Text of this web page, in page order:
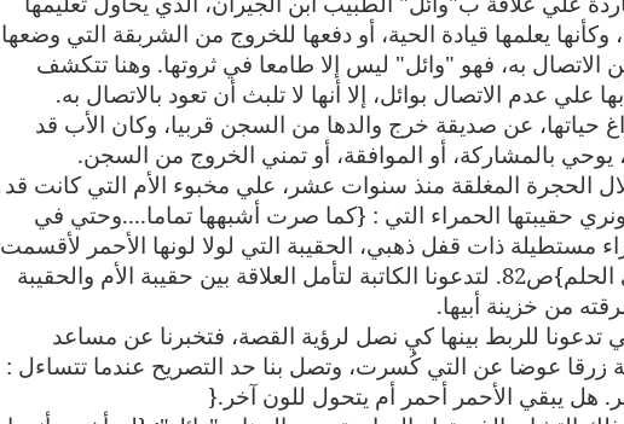
وكأنها يعلمها قيادة الحية، أو دفعها للخروج من الشربقة التي وضعها
عن الاتصال به، فهو "وائل" ليس إلا طامعا في ثروتها. وهنا تتكشف
عدم الاتصال بوائل، إلا أنها لا تلبث أن تعود بالاتصال به.
عن صديقة خرج والدها من السجن قربيا، وكان الأب قد
يوحي بالمشاركة، أو الموافقة، أو تمني الخروج من السجن.
الحجرة المغلقة منذ سنوات عشر، علي مخبوء الأم التي كانت قد
حقيبتها الحمراء التي : {كما صرت أشبهها تماما....وحتي في
مستطيلة ذات قفل ذهبي، الحقيبة التي لولا لونها الأحمر لأقسمت
أنها نفس التي عبأت بها رزم المال في الحلم}ص82. لتدعونا الكاتبة لتأمل العلاقة بين حقيبة الأم والحقيبة
من خزينة أبيها.
تدعونا للربط بينها كي نصل لرؤية القصة، فتخبرنا عن مساعد
زرقا عوضا عن التي كُسرت، وتصل بنا حد التصريح عندما تتساءل :
هل يبقي الأحمر أحمر أم يتحول للون آخر }.